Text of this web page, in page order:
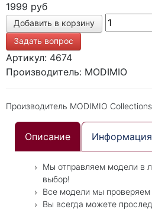
1999 руб
Задать вопрос
Артикул: 4674
Производитель: MODIMIO
Производитель MODIMIO
Описание Информация
Мы отправляем модели в
выбор!
Все модели мы проверяем
Вы всегда можете